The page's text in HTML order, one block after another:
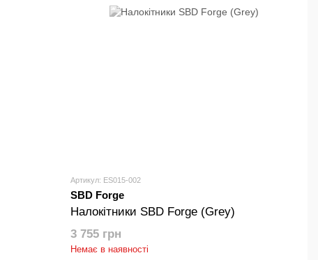
Артикул: ES015-002
SBD Forge
Налокітники SBD Forge (Grey)
3 755 грн
Немає в наявності